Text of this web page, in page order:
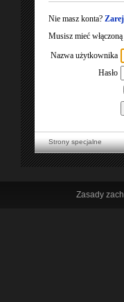
Nie masz konta?
Musisz mieć
Nazwa użytkownika
Hasło
Strony specjalne
Zasady